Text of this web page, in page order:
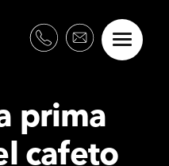
prima
cafeto